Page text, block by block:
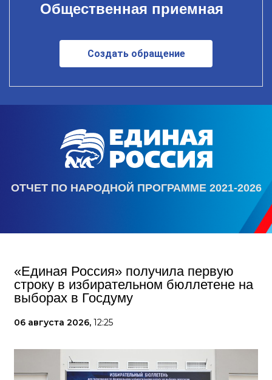
Общественная приемная
Создать обращение
ОТЧЕТ ПО НАРОДНОЙ ПРОГРАММЕ 2021-2026
«Единая Россия» получила первую
строку в избирательном бюллетене на
выборах в Госдуму
06 августа 2026, 12:25